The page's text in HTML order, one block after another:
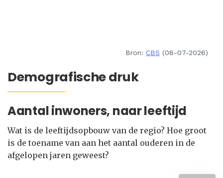
Bron: CBS (08-07-2026)
Demografische druk
Aantal inwoners, naar leeftijd
Wat is de leeftijdsopbouw van de regio? Hoe groot
is de toename van aan het aantal ouderen in de
afgelopen jaren geweest?